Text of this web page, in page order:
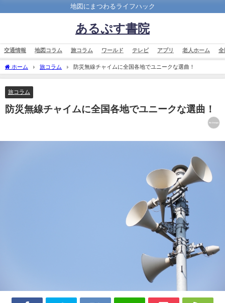
地図にまつわるライフハック
あるぷす書院
交通情報 地図コラム 旅コラム ワールド テレビ アプリ 老人ホーム 全
ホーム 旅コラム 防災無線チャイムに全国各地でユニークな選曲！
旅コラム
防災無線チャイムに全国各地でユニークな選曲！